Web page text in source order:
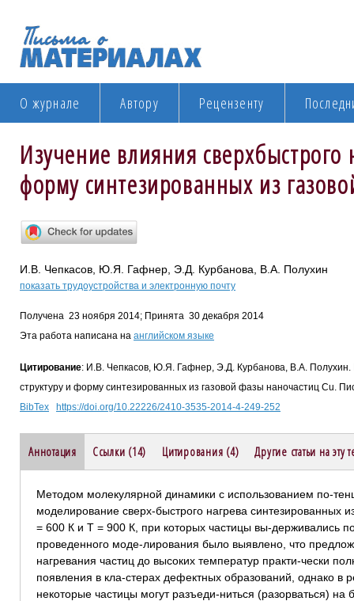
О журнале Автору Рецензенту
Изучение влияния сверхбыстрого
форму синтезированных из
И.В. Чепкасов, Ю.Я. Гафнер, Э.Д. Курбанова, В.А. Полухин
показать трудоустройства и электронную почту
Получена 23 ноября 2014; Принята 30 декабря 2014
Эта работа написана на английском языке
Цитирование: И.В. Чепкасов, Ю.Я. Гафнер, Э.Д. Курбанова, В.А. Полухин.
структуру и форму синтезированных из газовой фазы наночастиц Cu.
BibTex
https://doi.org/10.22226/2410-3535-2014-4-249-252
Аннотация Ссылки (14) Цитирования (4) Другие статьи на эту
Методом молекулярной динамики с использованием по-
моделирование сверх-быстрого нагрева синтезированных
= 600 К и Т = 900 К, при которых частицы вы-держивались
проведенного моде-лирования было выявлено, что
нагревания частиц до высоких температур практи-чески
появления в кла-стерах дефектных образований, однако в
некоторые частицы могут разъеди-ниться (разорваться)